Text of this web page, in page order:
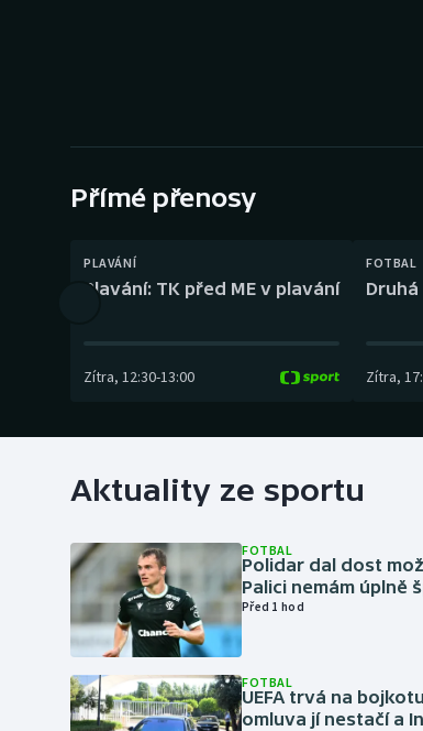
Přímé přenosy
PLAVÁNÍ
Plavání: TK před ME v plavání
Zítra, 12:30-13:00
FOTBAL
Zítra,
Aktuality ze sportu
FOTBAL
Polidar dal dost
Palici nemám úplně
Před 1 hod
FOTBAL
UEFA trvá na
omluva jí nestačí a